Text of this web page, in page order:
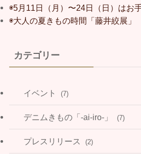
◉5月11日（月）〜24日（日）はお
◉大人の夏きもの時間「藤井絞展」
カテゴリー
イベント (7)
デニムきもの「-ai-iro-」 (7)
プレスリリース (2)